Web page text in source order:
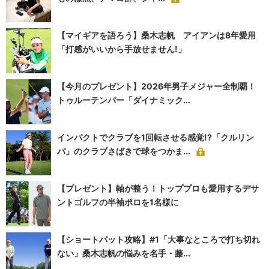
【マイギアを語ろう】桑木志帆 アイアンは8年愛用
「打感がいいから手放せません!」
【今月のプレゼント】2026年男子メジャー全制覇！
トゥルーテンパー「ダイナミック...
インパクトでクラブを1回転させる感覚!?「クルリン
パ」のクラブさばきで球をつかま...
【プレゼント】軸が整う！トッププロも愛用するデサ
ントゴルフの半袖ポロを1名様に
【ショートパット攻略】#1「大事なところで打ち切れ
ない」桑木志帆の悩みを名手・藤...